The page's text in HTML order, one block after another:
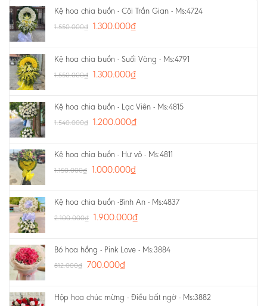
Kệ hoa chia buồn - Cõi Trần Gian - Ms:4724
1.550.000₫ 1.300.000₫
Kệ hoa chia buồn - Suối Vàng - Ms:4791
1.550.000₫ 1.300.000₫
Kệ hoa chia buồn - Lạc Viên - Ms:4815
1.540.000₫ 1.200.000₫
Kệ hoa chia buồn - Hư vô - Ms:4811
1.150.000₫ 1.000.000₫
Kệ hoa chia buồn -Bình An - Ms:4837
2.100.000₫ 1.900.000₫
Bó hoa hồng - Pink Love - Ms:3884
812.000₫ 700.000₫
Hộp hoa chúc mừng - Điều bất ngờ - Ms:3882